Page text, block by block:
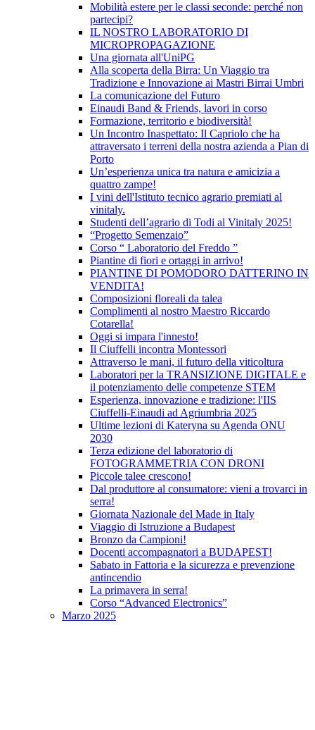
Mobilità estere per le classi seconde: perché non
partecipi?
IL NOSTRO LABORATORIO DI
MICROPROPAGAZIONE
Una giornata all'UniPG
Alla scoperta della Birra: Un Viaggio tra
Tradizione e Innovazione ai Mastri Birrai Umbri
La comunicazione del Futuro
Einaudi Band & Friends, lavori in corso
Formazione, territorio e biodiversità!
Un Incontro Inaspettato: Il Capriolo che ha
attraversato i terreni della nostra azienda a Pian di
Porto
Un’esperienza unica tra natura e amicizia a
quattro zampe!
I vini dell'Istituto tecnico agrario premiati al
vinitaly.
Studenti dell’agrario di Todi al Vinitaly 2025!
“Progetto Semenzaio”
Corso “ Laboratorio del Freddo ”
Piantine di fiori e ortaggi in arrivo!
PIANTINE DI POMODORO DATTERINO IN
VENDITA!
Composizioni floreali da talea
Complimenti al nostro Maestro Riccardo
Cotarella!
Oggi si impara l'innesto!
Il Ciuffelli incontra Montessori
Attraverso le mani, il futuro della viticoltura
Laboratori per la TRANSIZIONE DIGITALE e
il potenziamento delle competenze STEM
Esperienza, innovazione e tradizione: l'IIS
Ciuffelli-Einaudi ad Agriumbria 2025
Ultime lezioni di Kateryna su Agenda ONU
2030
Terza edizione del laboratorio di
FOTOGRAMMETRIA CON DRONI
Piccole talee crescono!
Dal produttore al consumatore: vieni a trovarci in
serra!
Giornata Nazionale del Made in Italy
Viaggio di Istruzione a Budapest
Bronzo da Campioni!
Docenti accompagnatori a BUDAPEST!
Sabato in Fattoria e la sicurezza e prevenzione
antincendio
La primavera in serra!
Corso “Advanced Electronics”
Marzo 2025